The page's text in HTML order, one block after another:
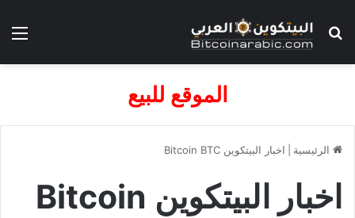
بحث عن
الموقع للبيع
الرئيسية اخبار البيتكوين Bitcoin BTC
اخبار البيتكوين Bitcoin